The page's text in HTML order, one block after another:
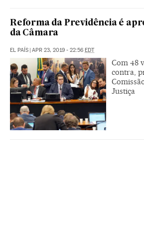
Reforma da Previdência é
da Câmara
EL PAÍS APR 23, 2019 - 22:56 EDT
Com 48
contra,
Justiça